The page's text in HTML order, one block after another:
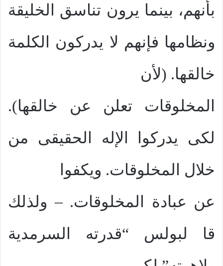
بأنهم، بينما يرون تناسق الخليقة
ونظامها فإنهم لا يدركون الكلمة
خالقها. (لأن
المخلوقات تعلن عن خالقها).
لكى يدركوا الإله الحقيقى من
خلال المخلوقات. ويكفوا
عن عبادة المخلوقات. – ولذلك
قا لبولس “قدرته السرمدية